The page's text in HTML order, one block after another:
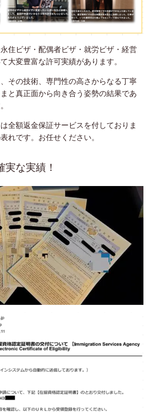
住ビザ・配偶者ビザ・就労ビザ・経営
大変豊富な許可実績があります。
その技術、専門性の高さからなる丁寧
と真正面から向き合う姿勢の結果であ
全額返金保証サービスを付しておりま
れです。お任せください。
実な実績！